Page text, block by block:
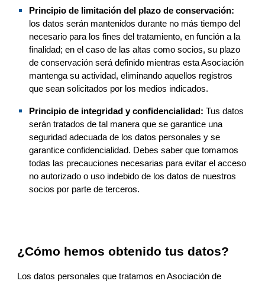
Principio de limitación del plazo de conservación:
los datos serán mantenidos durante no más tiempo del
necesario para los fines del tratamiento, en función a la
finalidad; en el caso de las altas como socios, su plazo
de conservación será definido mientras esta Asociación
mantenga su actividad, eliminando
que sean solicitados por los medios indicados.
Principio de integridad y confidencialidad: Tus datos
serán tratados de tal manera que se garantice una
seguridad adecuada de los datos personales y se
garantice confidencialidad. Debes saber que
todas las precauciones necesarias para evitar el acceso
no autorizado o uso indebido de los datos de nuestros
socios por parte de terceros.
¿Cómo hemos obtenido tus datos?
Los datos personales que tratamos en Asociación de